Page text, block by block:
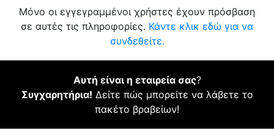
Μόνο οι εγγεγραμμένοι χρήστες έχουν πρόσβαση
σε αυτές τις πληροφορίες. Κάντε κλικ εδώ για να
συνδεθείτε.
Αυτή είναι η εταιρεία σας?
Συγχαρητήρια! Δείτε πώς μπορείτε να λάβετε το
πακέτο βραβείων!